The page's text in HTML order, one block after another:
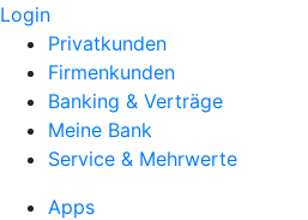
Login
Privatkunden
Firmenkunden
Banking & Verträge
Meine Bank
Service & Mehrwerte
Apps